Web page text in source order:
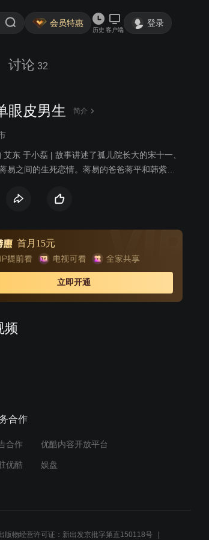
会员特惠
历史 客户端
登录
讨论 32
眼皮男生 简介
艾东 于小磊 | 故事讲述了孤儿院长大的宋十一、
易之间的生死恋情。蒋易的爸爸蒋平和韩紫瞳
的内心只有韩青。韩青看到蒋平痛不欲生便主
一次偶然的机遇，他得知美丽的婚姻并不幸
捺不住心中的澎湃，再一次向美丽表示了爱
时美丽心中还是挂念着韩青，无法接受他。在一
，美丽为了保护韩青，蒋平为了保护美丽，他
死去。从那一刻起，蒋易就决定要赢过韩紫
感情产生激烈矛盾的根基。
首月15元
立即开通
频
她男友闯入
01:29
合作
合作 优酷内容开放平台
优酷 娱盘
版物经营许可证：新出发京批字第直150118号